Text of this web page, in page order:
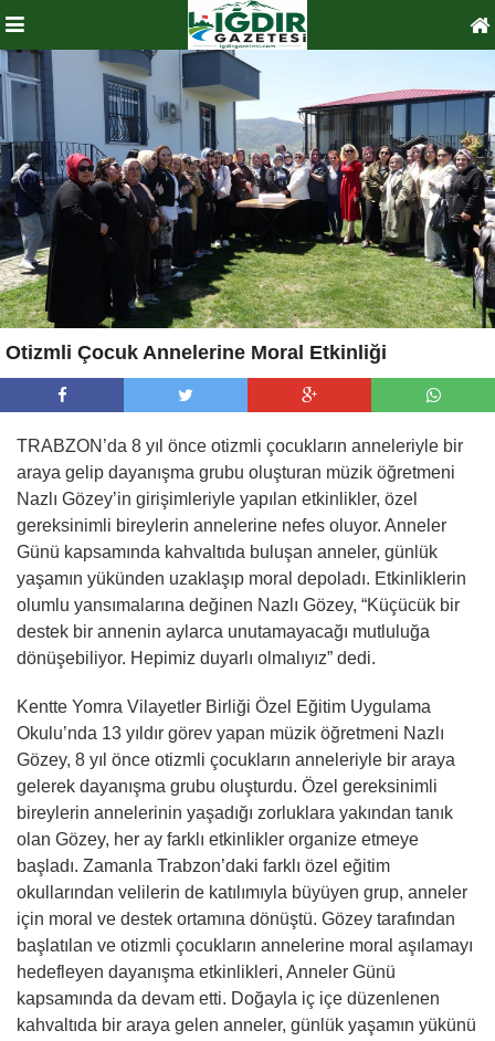
Otizmli Çocuk Annelerine Moral Etkinliği
TRABZON’da 8 yıl önce otizmli çocukların anneleriyle bir
araya gelip dayanışma grubu oluşturan müzik öğretmeni
Nazlı Gözey’in girişimleriyle yapılan etkinlikler, özel
gereksinimli bireylerin annelerine nefes oluyor. Anneler
Günü kapsamında kahvaltıda buluşan anneler, günlük
yaşamın yükünden uzaklaşıp moral depoladı. Etkinliklerin
olumlu yansımalarına değinen Nazlı Gözey, “Küçücük bir
destek bir annenin aylarca unutamayacağı mutluluğa
dönüşebiliyor. Hepimiz duyarlı olmalıyız” dedi.
Kentte Yomra Vilayetler Birliği Özel Eğitim Uygulama
Okulu’nda 13 yıldır görev yapan müzik öğretmeni Nazlı
Gözey, 8 yıl önce otizmli çocukların anneleriyle bir araya
gelerek dayanışma grubu oluşturdu. Özel gereksinimli
bireylerin annelerinin yaşadığı zorluklara yakından tanık
olan Gözey, her ay farklı etkinlikler organize etmeye
başladı. Zamanla Trabzon’daki farklı özel eğitim
okullarından velilerin de katılımıyla büyüyen grup, anneler
için moral ve destek ortamına dönüştü. Gözey tarafından
başlatılan ve otizmli çocukların annelerine moral aşılamayı
hedefleyen dayanışma etkinlikleri, Anneler Günü
kapsamında da devam etti. Doğayla iç içe düzenlenen
kahvaltıda bir araya gelen anneler, günlük yaşamın yükünü